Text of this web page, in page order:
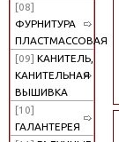
[08]
ФУРНИТУРА
ПЛАСТМАССОВАЯ
[09] КАНИТЕЛЬ,
КАНИТЕЛЬНАЯ
ВЫШИВКА
[10]
ГАЛАНТЕРЕЯ